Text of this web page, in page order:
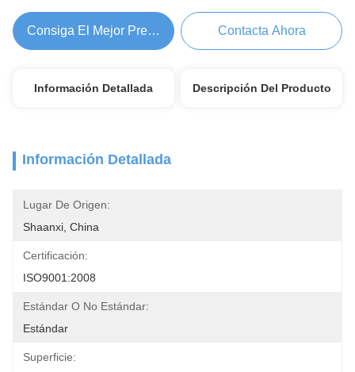
Consiga El Mejor Precio Contacta Ahora
Información Detallada Descripción Del Producto
Información Detallada
Lugar De Origen:
Shaanxi, China
Certificación:
ISO9001:2008
Estándar O No Estándar:
Estándar
Superficie: